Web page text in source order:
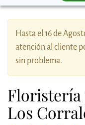
Hasta el 16 de
atención al cliente
sin problema.
Los